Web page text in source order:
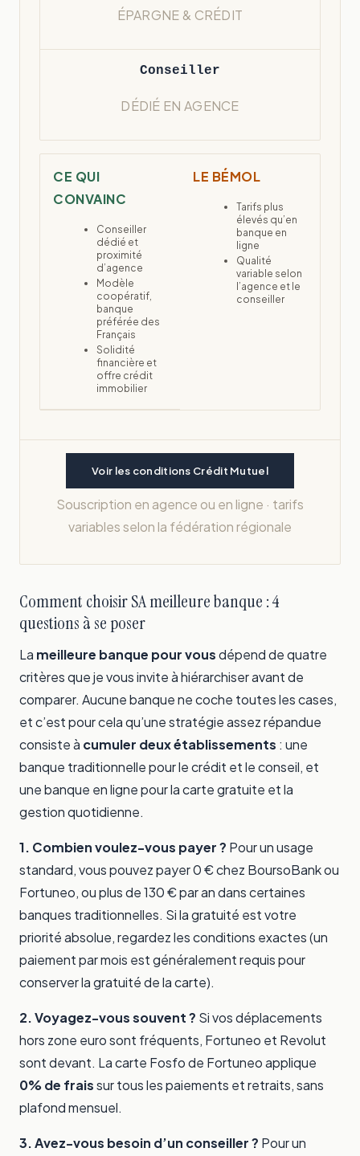
ÉPARGNE & CRÉDIT
Conseiller
DÉDIÉ EN AGENCE
CE QUI
CONVAINC
Conseiller
dédié et
proximité
d’agence
Modèle
coopératif,
banque
préférée des
Français
Solidité
financière et
offre crédit
immobilier
LE BÉMOL
Tarifs plus
élevés qu’en
banque en
ligne
Qualité
variable selon
l’agence et le
conseiller
Voir les conditions Crédit Mutuel
Souscription en agence ou en ligne · tarifs
variables selon la fédération régionale
Comment choisir SA meilleure banque : 4
questions à se poser
La meilleure banque pour vousdépend de quatre
critères que je vous invite à hiérarchiser avant de
comparer. Aucune banque ne coche toutes les cases,
et c’est pour cela qu’une stratégie assez répandue
consiste à cumuler deux établissements : une
banque traditionnelle pour le crédit et le conseil, et
une banque en ligne pour la carte gratuite et la
gestion quotidienne.
1. Combien voulez-vous payer ? Pour un usage
standard, vous pouvez payer 0 € chez BoursoBank ou
Fortuneo, ou plus de 130 € par an dans certaines
banques traditionnelles. Si la gratuité est votre
priorité absolue, regardez les conditions exactes (un
paiement par mois est généralement requis pour
conserver la gratuité de la carte).
2. Voyagez-vous souvent ? Si vos déplacements
hors zone euro sont fréquents, Fortuneo et Revolut
sont devant. La carte Fosfo de Fortuneo applique
0% de fraissur tous les paiements et retraits, sans
plafond mensuel.
3. Avez-vous besoin d’un conseiller ? Pour un